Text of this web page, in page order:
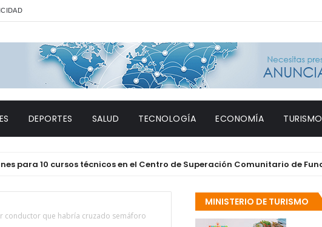
DEPORTES SALUD TECNOLOGÍA ECONOMÍA TURISMO
10 cursos técnicos en el Centro de Superación Comunitario de Fundación
conductor que habría cruzado semáforo
MINISTERIO DE TURISMO